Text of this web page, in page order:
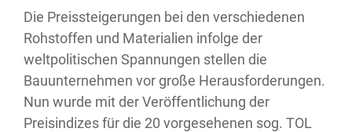
Die Preissteigerungen bei den verschiedenen
Rohstoffen und Materialien infolge der
weltpolitischen Spannungen stellen die
Bauunternehmen vor große Herausforderungen.
Nun wurde mit der Veröffentlichung der
Preisindizes für die 20 vorgesehenen sog. TOL